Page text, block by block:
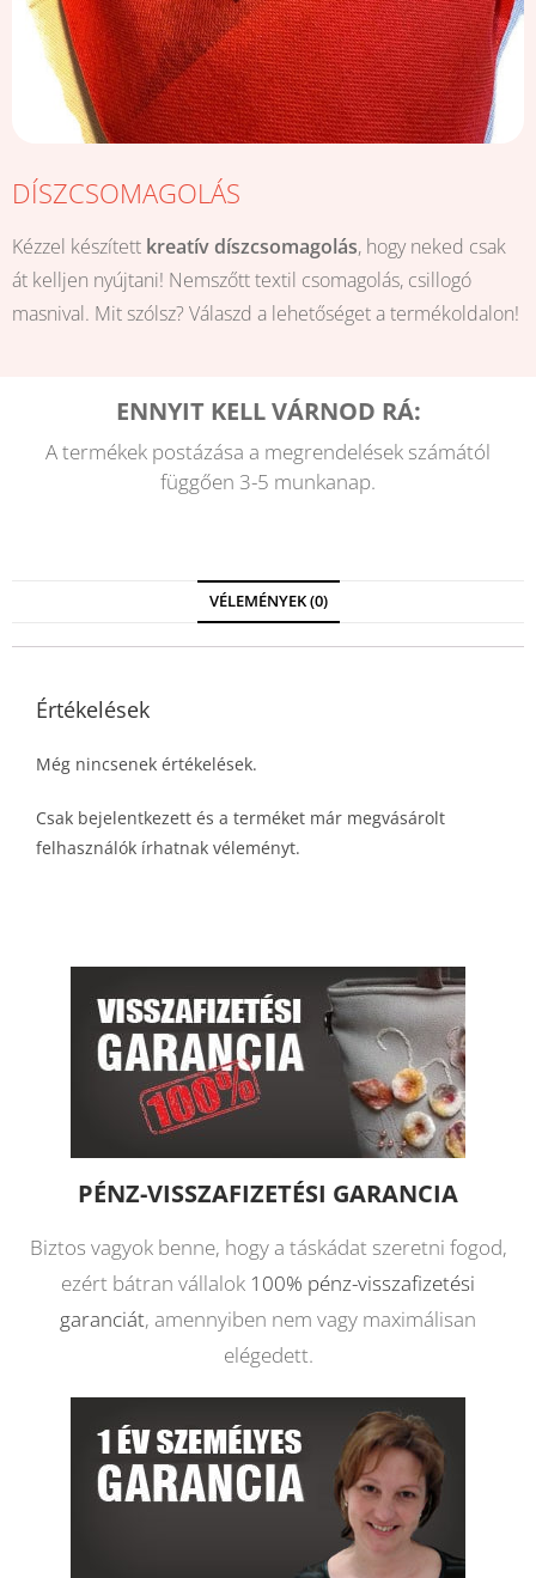
DÍSZCSOMAGOLÁS
Kézzel készített kreatív díszcsomagolás, hogy neked csak
át kelljen nyújtani! Nemszőtt textil csomagolás, csillogó
masnival. Mit szólsz? Válaszd a lehetőséget a termékoldalon!
ENNYIT KELL VÁRNOD RÁ:
A termékek postázása a megrendelések számától
függően 3-5 munkanap.
VÉLEMÉNYEK (0)
Értékelések
Még nincsenek értékelések.
Csak bejelentkezett és a terméket már megvásárolt
felhasználók írhatnak véleményt.
PÉNZ-VISSZAFIZETÉSI GARANCIA
Biztos vagyok benne, hogy a táskádat szeretni fogod,
ezért bátran vállalok 100% pénz-visszafizetési
garanciát, amennyiben nem vagy maximálisan
elégedett.